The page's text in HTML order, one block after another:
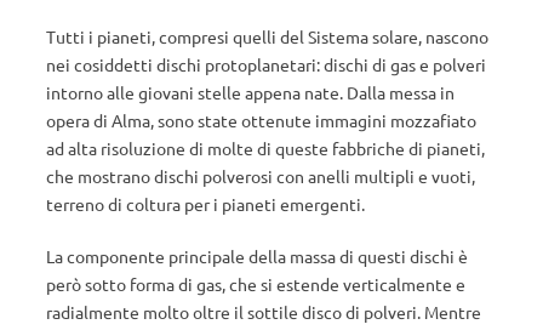
Tutti i pianeti, compresi quelli del Sistema solare, nascono
nei cosiddetti dischi protoplanetari: dischi di gas e polveri
intorno alle giovani stelle appena nate. Dalla messa in
opera di Alma, sono state ottenute immagini mozzafiato
ad alta risoluzione di molte di queste fabbriche di pianeti,
che mostrano dischi polverosi con anelli multipli e vuoti,
terreno di coltura per i pianeti emergenti.
La componente principale della massa di questi dischi è
però sotto forma di gas, che si estende verticalmente e
radialmente molto oltre il sottile disco di polveri. Mentre